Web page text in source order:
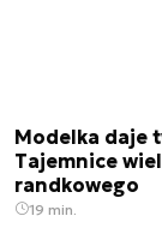
Modelka daje
Tajemnice
randkowego
19 min.